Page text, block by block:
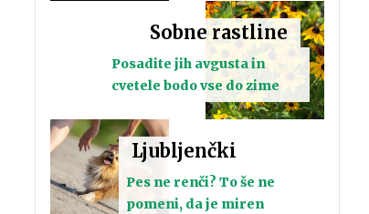
Sobne rastline
Posadite jih avgusta in
cvetele bodo vse do zime
Ljubljenčki
Pes ne renči? To še ne
pomeni, da je miren